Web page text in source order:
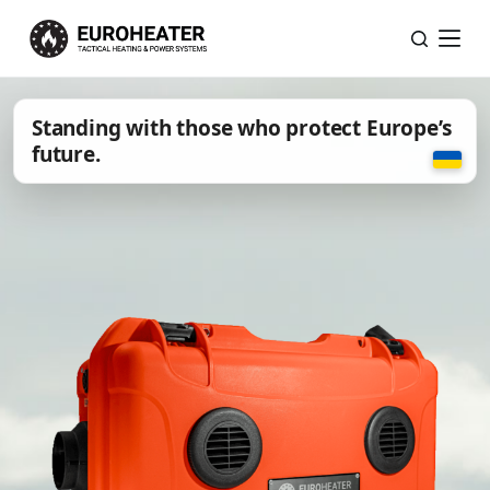
Standing with those who protect Europe’s
future.
H
o
p